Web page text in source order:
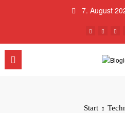
7. August
Start